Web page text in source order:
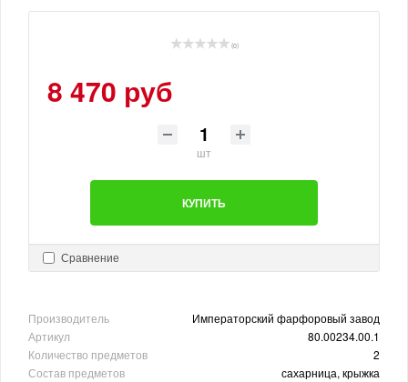
(0)
8 470 руб
шт
КУПИТЬ
Сравнение
Производитель
Императорский фарфоровый завод
Артикул
80.00234.00.1
Количество предметов
2
Состав предметов
сахарница, крыжка